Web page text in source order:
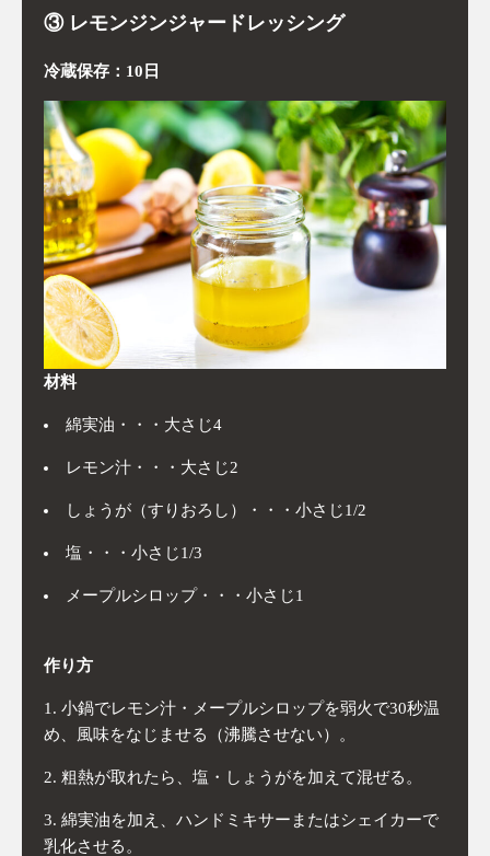
③ レモンジンジャードレッシング
冷蔵保存：10日
材料
綿実油・・・大さじ4
レモン汁・・・大さじ2
しょうが（すりおろし）・・・小さじ1/2
塩・・・小さじ1/3
メープルシロップ・・・小さじ1
作り方
小鍋でレモン汁・メープルシロップを弱火で30秒温
め、風味をなじませる（沸騰させない）。
粗熱が取れたら、塩・しょうがを加えて混ぜる。
綿実油を加え、ハンドミキサーまたはシェイカーで
乳化させる。